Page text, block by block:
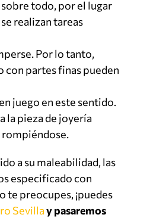
todo, por el lugar
realizan tareas
Por lo tanto,
con partes finas pueden
juego en este sentido.
la pieza de joyería
rompiéndose.
a su maleabilidad, las
especificado con
te preocupes, ¡puedes
Sevillay pasaremos